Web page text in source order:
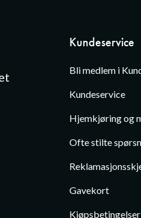
Kundeservice
Bli medlem i
Kundeservice
Hjemkjøring og
Ofte stilte
Gavekort
Kjøpsbetingelser